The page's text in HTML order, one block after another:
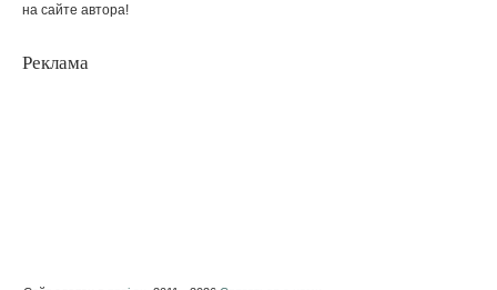
на сайте автора!
Реклама